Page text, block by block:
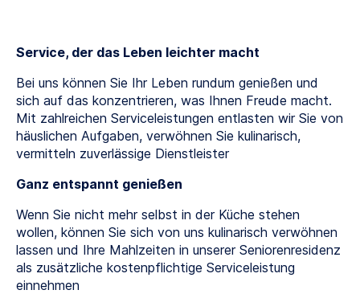
Service, der das Leben leichter macht
Bei uns können Sie Ihr Leben rundum genießen und
sich auf das konzentrieren, was Ihnen Freude macht.
Mit zahlreichen Serviceleistungen entlasten wir Sie von
häuslichen Aufgaben, verwöhnen Sie kulinarisch,
vermitteln zuverlässige Dienstleister
Ganz entspannt genießen
Wenn Sie nicht mehr selbst in der Küche stehen
wollen, können Sie sich von uns kulinarisch verwöhnen
lassen und Ihre Mahlzeiten in unserer Seniorenresidenz
als zusätzliche kostenpflichtige Serviceleistung
einnehmen